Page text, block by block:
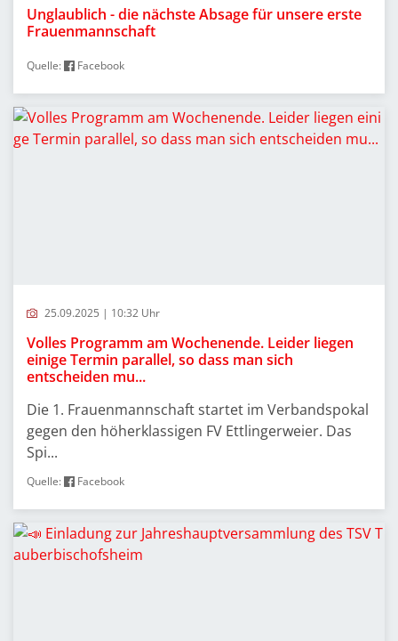
Unglaublich - die nächste Absage für unsere erste
Frauenmannschaft
Quelle: Facebook
25.09.2025 | 10:32 Uhr
Volles Programm am Wochenende. Leider liegen
einige Termin parallel, so dass man sich
entscheiden mu...
Die 1. Frauenmannschaft startet im Verbandspokal
gegen den höherklassigen FV Ettlingerweier. Das
Spi...
Quelle: Facebook